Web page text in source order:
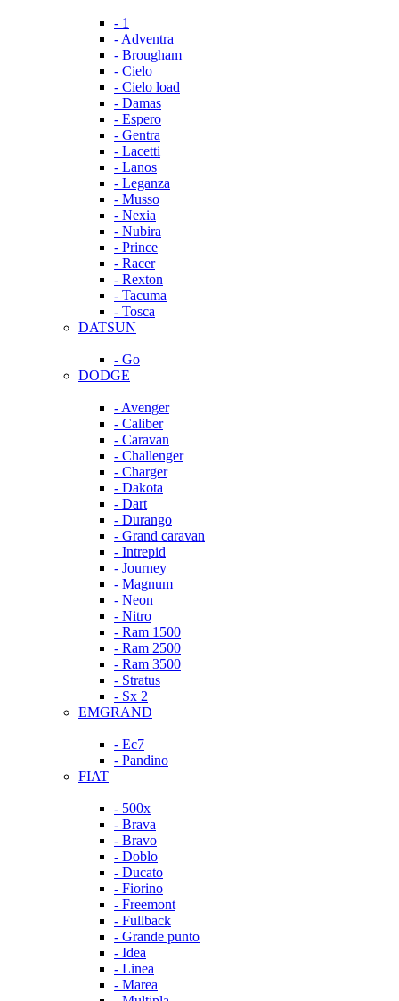
- 1
- Adventra
- Brougham
- Cielo
- Cielo load
- Damas
- Espero
- Gentra
- Lacetti
- Lanos
- Leganza
- Musso
- Nexia
- Nubira
- Prince
- Racer
- Rexton
- Tacuma
- Tosca
DATSUN
- Go
DODGE
- Avenger
- Caliber
- Caravan
- Challenger
- Charger
- Dakota
- Dart
- Durango
- Grand caravan
- Intrepid
- Journey
- Magnum
- Neon
- Nitro
- Ram 1500
- Ram 2500
- Ram 3500
- Stratus
- Sx 2
EMGRAND
- Ec7
- Pandino
FIAT
- 500x
- Brava
- Bravo
- Doblo
- Ducato
- Fiorino
- Freemont
- Fullback
- Grande punto
- Idea
- Linea
- Marea